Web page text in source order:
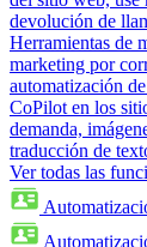
devolución de
Herramientas de
marketing por
automatización
CoPilot en los
demanda,
traducción de
Ver todas las